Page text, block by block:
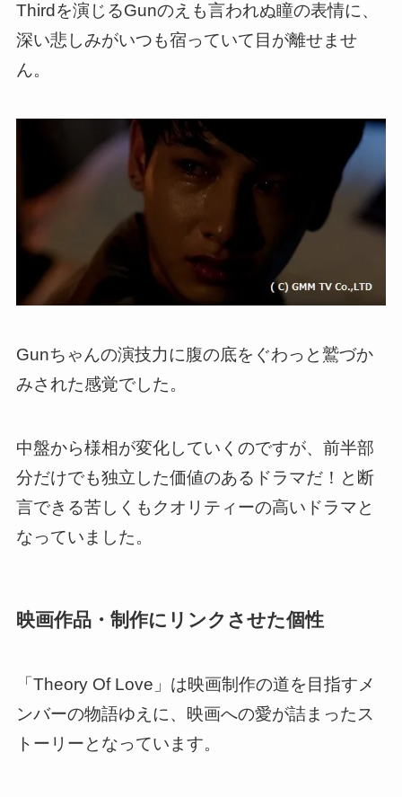
Thirdを演じるGunのえも言われぬ瞳の表情に、
深い悲しみがいつも宿っていて目が離せませ
ん。
Gunちゃんの演技力に腹の底をぐわっと鷲づか
みされた感覚でした。
中盤から様相が変化していくのですが、 前半部
分だけでも独立した価値のあるドラマだ！と断
言できる苦しくもクオリティーの高いドラマと
なっていました。
映画作品・制作にリンクさせた個性
「Theory Of Love」は映画制作の道を目指すメ
ンバーの物語ゆえに、 映画への愛が詰まったス
トーリーとなっています。